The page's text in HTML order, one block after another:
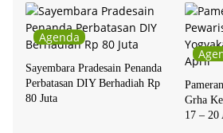
Agenda
Sayembara Pradesain Penanda
Perbatasan DIY Berhadiah Rp
80 Juta
Grha
17 –